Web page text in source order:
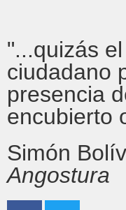
"...quizás
ciudadano
presencia
encubierto
Simón
Angostura